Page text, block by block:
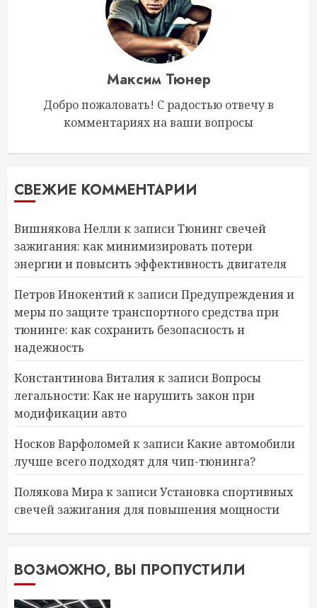
Максим Тюнер
Добро пожаловать! С радостью отвечу в
комментариях на ваши вопросы
СВЕЖИЕ КОММЕНТАРИИ
Вишнякова Неллик записиТюнинг свечей
зажигания: как минимизировать потери
энергии и повысить эффективность двигателя
Петров Инокентийк записиПредупреждения и
меры по защите транспортного средства при
тюнинге: как сохранить безопасность и
надежность
Константинова Виталияк записиВопросы
легальности: Как не нарушить закон при
модификации авто
Носков Варфоломейк записиКакие автомобили
лучше всего подходят для чип-тюнинга?
Полякова Мирак записиУстановка спортивных
свечей зажигания для повышения мощности
ВОЗМОЖНО, ВЫ ПРОПУСТИЛИ